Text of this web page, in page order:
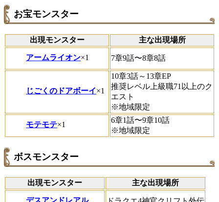
お宝モンスター
出現モンスター 主な出現場所
アームライオン×1 7章9話〜8章8話
じごくのドアボーイ×1
10章3話～13章EP
推奨レベル上級職71以上のク
エスト
※地域限定
モテモテ×1
6章1話〜9章10話
※地域限定
ボスモンスター
出現モンスター 主な出現場所
デスアンドレアル